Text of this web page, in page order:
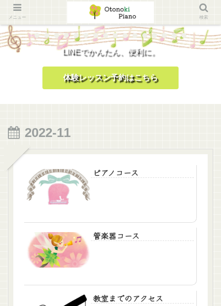
LINEでかんたん、便利に。
体験レッスン予約はこちら
2022-11
ピアノコース
管楽器コース
教室までのアクセス
メニュー 検索